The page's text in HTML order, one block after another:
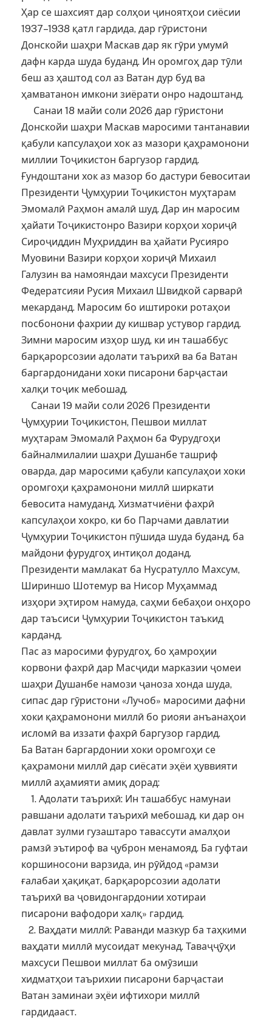
Ҳар се шахсият дар солҳои ҷиноятҳои сиёсии
1937–1938 қатл гардида, дар гӯристони
Донскойи шаҳри Маскав дар як гӯри умумӣ
дафн карда шуда буданд. Ин оромгоҳ дар тӯли
беш аз ҳаштод сол аз Ватан дур буд ва
ҳамватанон имкони зиёрати онро надоштанд.
Санаи 18 майи соли 2026 дар гӯристони
Донскойи шаҳри Маскав маросими тантанавии
қабули капсулаҳои хок аз мазори қаҳрамонони
миллии Тоҷикистон баргузор гардид.
Ғундоштани хок аз мазор бо дастури бевоситаи
Президенти Ҷумҳурии Тоҷикистон муҳтарам
Эмомалӣ Раҳмон амалӣ шуд. Дар ин маросим
ҳайати Тоҷикистонро Вазири корҳои хориҷӣ
Сироҷиддин Муҳриддин ва ҳайати Русияро
Муовини Вазири корҳои хориҷӣ Михаил
Галузин ва намояндаи махсуси Президенти
Федератсияи Русия Михаил Швидкой сарварӣ
мекарданд. Маросим бо иштироки ротаҳои
посбонони фахрии ду кишвар устувор гардид.
Зимни маросим изҳор шуд, ки ин ташаббус
барқарорсозии адолати таърихӣ ва ба Ватан
баргардонидани хоки писарони барҷастаи
халқи тоҷик мебошад.
Санаи 19 майи соли 2026 Президенти
Ҷумҳурии Тоҷикистон, Пешвои миллат
муҳтарам Эмомалӣ Раҳмон ба Фурудгоҳи
байналмилалии шаҳри Душанбе ташриф
оварда, дар маросими қабули капсулаҳои хоки
оромгоҳи қаҳрамонони миллӣ ширкати
бевосита намуданд. Хизматчиёни фахрӣ
капсулаҳои хокро, ки бо Парчами давлатии
Ҷумҳурии Тоҷикистон пӯшида шуда буданд, ба
майдони фурудгоҳ интиқол доданд.
Президенти мамлакат ба Нусратулло Махсум,
Шириншо Шотемур ва Нисор Муҳаммад
изҳори эҳтиром намуда, саҳми бебаҳои онҳоро
дар таъсиси Ҷумҳурии Тоҷикистон таъкид
карданд.
Пас аз маросими фурудгоҳ, бо ҳамроҳии
корвони фахрӣ дар Масҷиди марказии ҷомеи
шаҳри Душанбе намози ҷаноза хонда шуда,
сипас дар гӯристони «Лучоб» маросими дафни
хоки қаҳрамонони миллӣ бо риояи анъанаҳои
исломӣ ва иззати фахрӣ баргузор гардид.
Ба Ватан баргардонии хоки оромгоҳи се
қаҳрамони миллӣ дар сиёсати эҳёи ҳуввияти
миллӣ аҳамияти амиқ дорад:
1. Адолати таърихӣ: Ин ташаббус намунаи
равшани адолати таърихӣ мебошад, ки дар он
давлат зулми гузаштаро тавассути амалҳои
рамзӣ эътироф ва ҷуброн менамояд. Ба гуфтаи
коршиносони варзида, ин рӯйдод «рамзи
ғалабаи ҳақиқат, барқарорсозии адолати
таърихӣ ва ҷовидонгардонии хотираи
писарони вафодори халқ» гардид.
2. Ваҳдати миллӣ: Раванди мазкур ба таҳкими
ваҳдати миллӣ мусоидат мекунад. Таваҷҷӯҳи
махсуси Пешвои миллат ба омӯзиши
хидматҳои таърихии писарони барҷастаи
Ватан заминаи эҳёи ифтихори миллӣ
гардидааст.